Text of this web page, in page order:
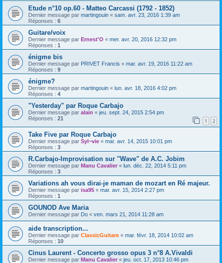
Etude n°10 op.60 - Matteo Carcassi (1792 - 1852)
Dernier message par martingouin « sam. avr. 23, 2016 1:39 am
Réponses : 6
Guitare/voix
Dernier message par Ernest'O « mer. avr. 20, 2016 12:32 pm
Réponses : 1
énigme bis
Dernier message par PRIVET Francis « mar. avr. 19, 2016 11:22 am
Réponses : 9
énigme?
Dernier message par martingouin « lun. avr. 18, 2016 4:02 pm
Réponses : 4
"Yesterday" par Roque Carbajo
Dernier message par alain « jeu. sept. 24, 2015 2:54 pm
Réponses : 21 1 2
Take Five par Roque Carbajo
Dernier message par Syl~vie « mar. avr. 14, 2015 10:01 pm
Réponses : 3
R.Carbajo-Improvisation sur "Wave" de A.C. Jobim
Dernier message par Manu Cavalier « lun. déc. 22, 2014 5:11 pm
Réponses : 3
Variations ah vous dirai-je maman de mozart en Ré majeur.
Dernier message par isa95 « mar. avr. 15, 2014 2:27 pm
Réponses : 1
GOUNOD Ave Maria
Dernier message par Do « ven. mars 21, 2014 11:28 am
aide transcription...
Dernier message par ClassicGuitare « mar. févr. 18, 2014 10:02 am
Réponses : 10
Cinus Laurent - Concerto grosso opus 3 n°8 A.Vivaldi
Dernier message par Manu Cavalier « jeu. oct. 17, 2013 10:46 pm